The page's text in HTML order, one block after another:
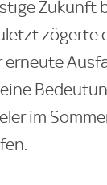
Zukunft
zögerte
im